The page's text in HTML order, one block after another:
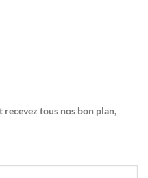
tous nos bon plan,